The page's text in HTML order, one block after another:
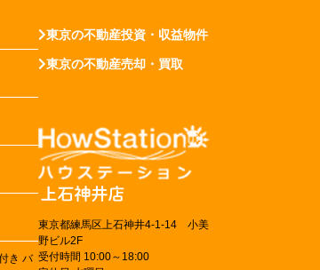
き バ
東京の不動産投資・収益物件
東京の不動産売却・買取
東京都練馬区上石神井4-1-14 小美
野ビル2F
受付時間 10:00～18:00